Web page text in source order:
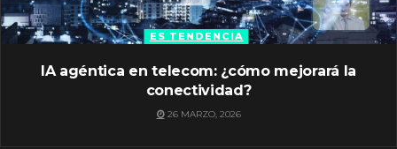
ES TENDENCIA
IA agéntica en telecom: ¿cómo mejorará la
conectividad?
26 MARZO, 2026